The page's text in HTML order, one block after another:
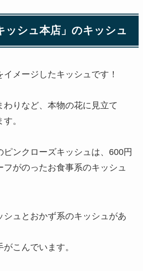
ッシュ本店」のキッシュ
メージしたキッシュです！
わりなど、本物の花に見立て
。
ピンクローズキッシュは、600円
フがのったお食事系のキッシュ
シュとおかず系のキッシュがあ
こんでいます。